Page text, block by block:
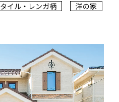
タイル・レンガ柄
洋の家